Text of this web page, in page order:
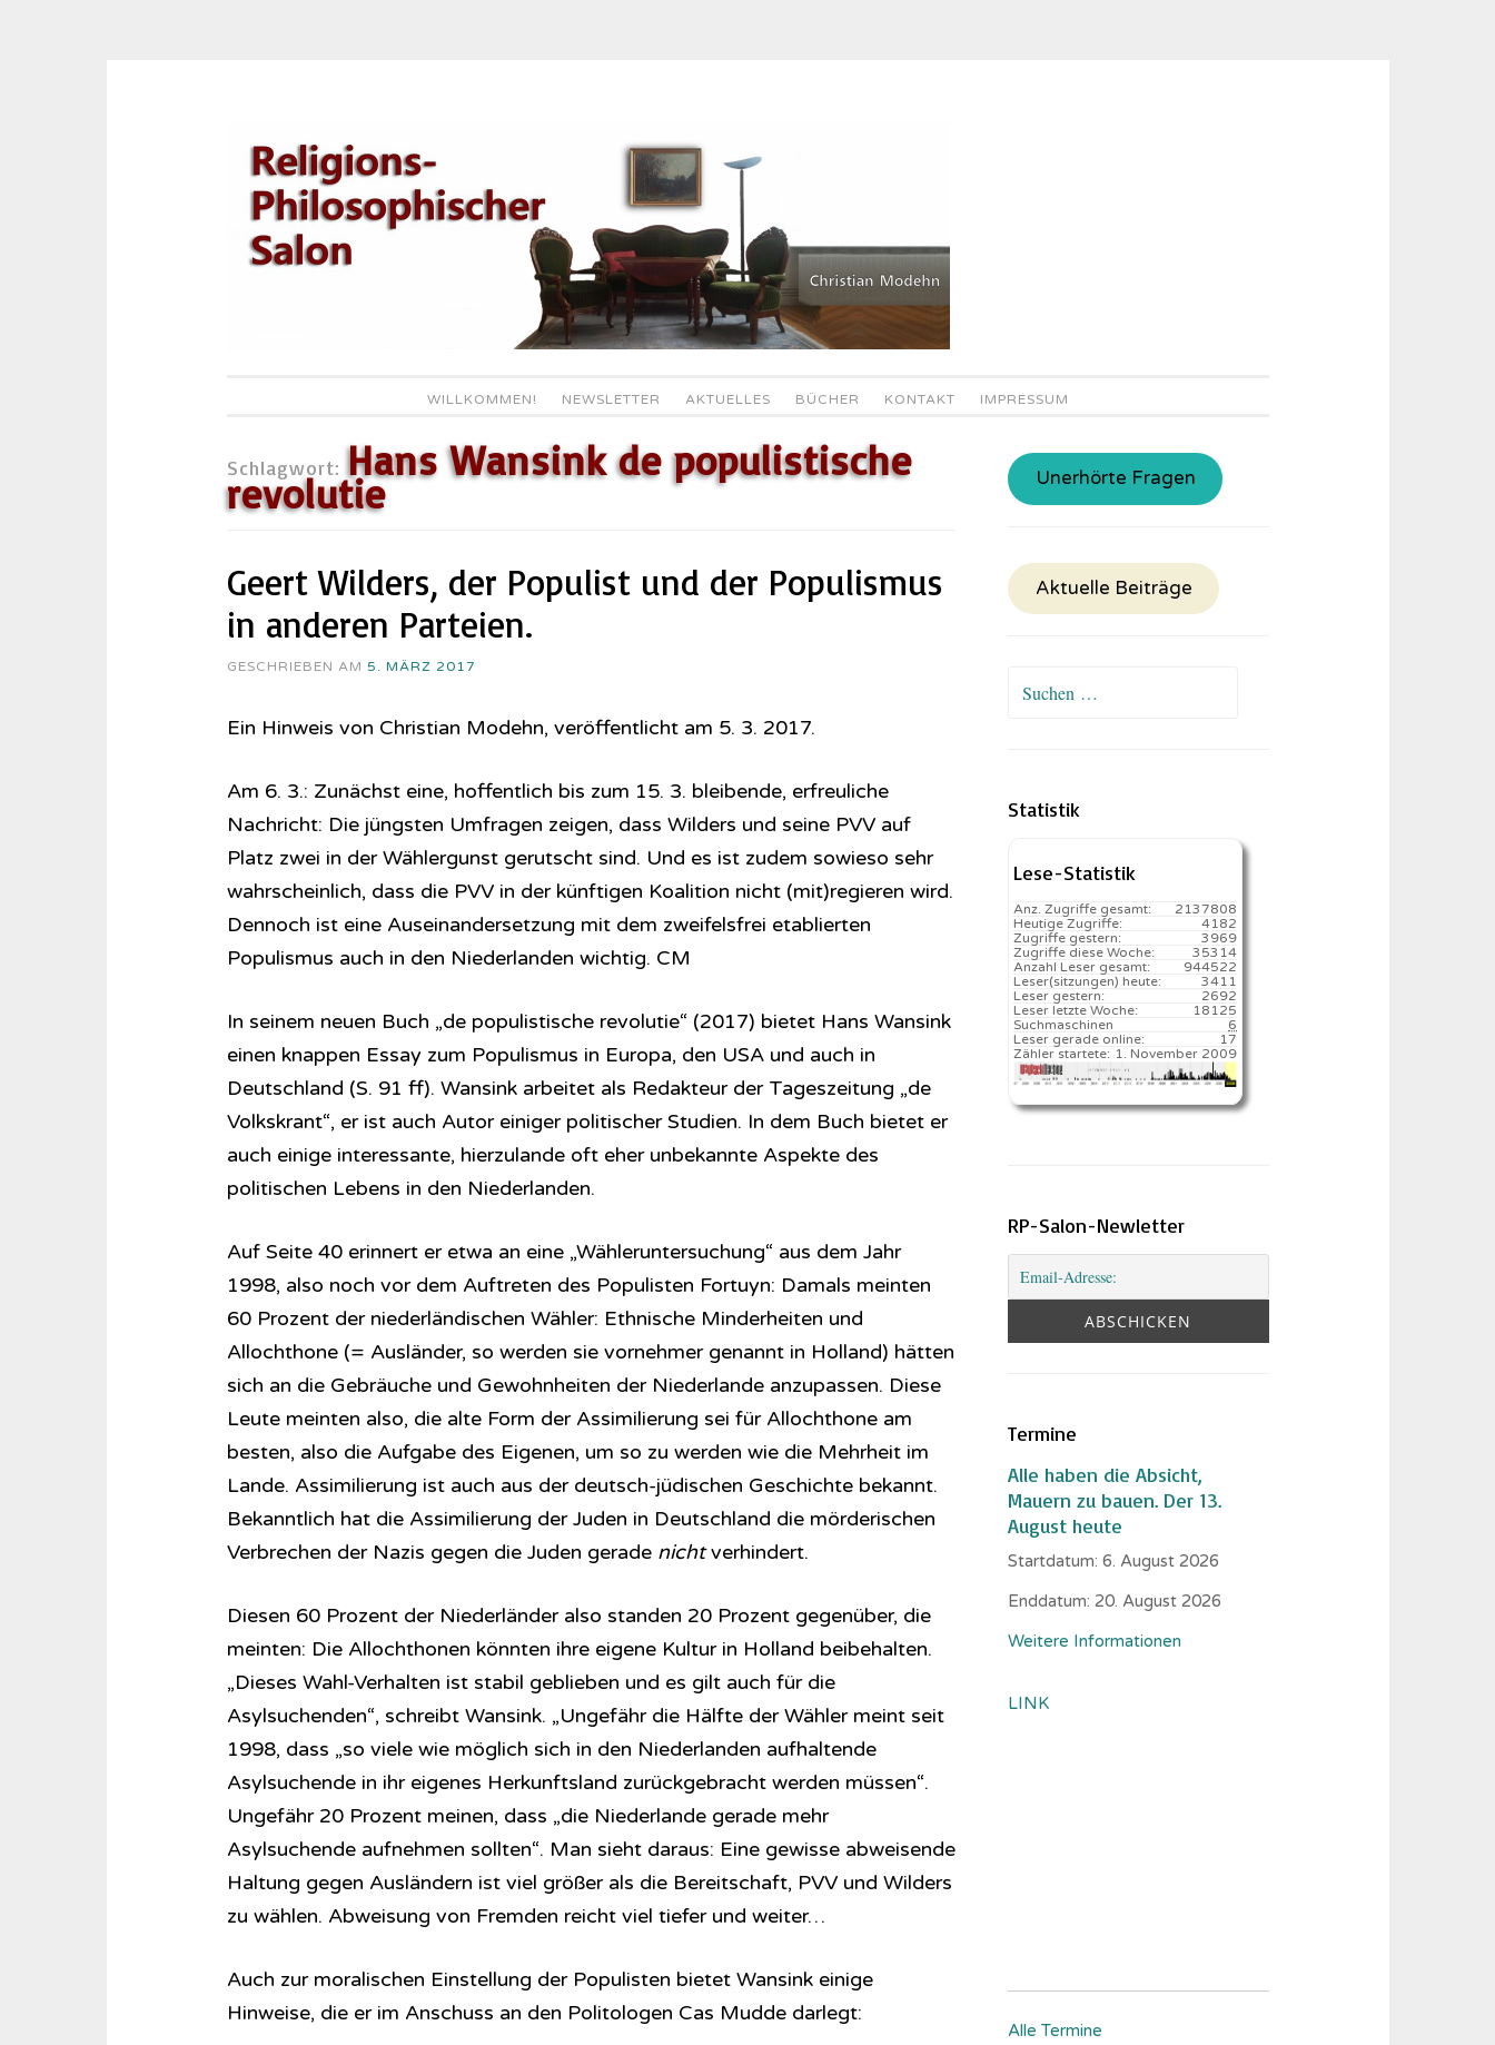
Inhalt
springen
WILLKOMMEN! NEWSLETTER AKTUELLES BÜCHER KONTAKT IMPRESSUM
Schlagwort: Hans Wansink de populistische
revolutie
Geert Wilders, der Populist und der Populismus
in anderen Parteien.
GESCHRIEBEN AM 5. MÄRZ 2017
Ein Hinweis von Christian Modehn, veröffentlicht am 5. 3. 2017.
Am 6. 3.: Zunächst eine, hoffentlich bis zum 15. 3. bleibende, erfreuliche
Nachricht: Die jüngsten Umfragen zeigen, dass Wilders und seine PVV auf
Platz zwei in der Wählergunst gerutscht sind. Und es ist zudem sowieso sehr
wahrscheinlich, dass die PVV in der künftigen Koalition nicht (mit)regieren wird.
Dennoch ist eine Auseinandersetzung mit dem zweifelsfrei etablierten
Populismus auch in den Niederlanden wichtig. CM
In seinem neuen Buch „de populistische revolutie“ (2017) bietet Hans Wansink
einen knappen Essay zum Populismus in Europa, den USA und auch in
Deutschland (S. 91 ff). Wansink arbeitet als Redakteur der Tageszeitung „de
Volkskrant“, er ist auch Autor einiger politischer Studien. In dem Buch bietet er
auch einige interessante, hierzulande oft eher unbekannte Aspekte des
politischen Lebens in den Niederlanden.
Auf Seite 40 erinnert er etwa an eine „Wähleruntersuchung“ aus dem Jahr
1998, also noch vor dem Auftreten des Populisten Fortuyn: Damals meinten
60 Prozent der niederländischen Wähler: Ethnische Minderheiten und
Allochthone (= Ausländer, so werden sie vornehmer genannt in Holland) hätten
sich an die Gebräuche und Gewohnheiten der Niederlande anzupassen. Diese
Leute meinten also, die alte Form der Assimilierung sei für Allochthone am
besten, also die Aufgabe des Eigenen, um so zu werden wie die Mehrheit im
Lande. Assimilierung ist auch aus der deutsch-jüdischen Geschichte bekannt.
Bekanntlich hat die Assimilierung der Juden in Deutschland die mörderischen
Verbrechen der Nazis gegen die Juden gerade nichtverhindert.
Diesen 60 Prozent der Niederländer also standen 20 Prozent gegenüber, die
meinten: Die Allochthonen könnten ihre eigene Kultur in Holland beibehalten.
„Dieses Wahl-Verhalten ist stabil geblieben und es gilt auch für die
Asylsuchenden“, schreibt Wansink. „Ungefähr die Hälfte der Wähler meint seit
1998, dass „so viele wie möglich sich in den Niederlanden aufhaltende
Asylsuchende in ihr eigenes Herkunftsland zurückgebracht werden müssen“.
Ungefähr 20 Prozent meinen, dass „die Niederlande gerade mehr
Asylsuchende aufnehmen sollten“. Man sieht daraus: Eine gewisse abweisende
Haltung gegen Ausländern ist viel größer als die Bereitschaft, PVV und Wilders
zu wählen. Abweisung von Fremden reicht viel tiefer und weiter…
Auch zur moralischen Einstellung der Populisten bietet Wansink einige
Hinweise, die er im Anschuss an den Politologen Cas Mudde darlegt:
Unerhörte Fragen
Aktuelle Beiträge
Suchen
Statistik
Lese-Statistik
2137808
Anz. Zugriffe gesamt:
4182
Heutige Zugriffe:
3969
Zugriffe gestern:
35314
Zugriffe diese Woche:
944522
Anzahl Leser gesamt:
3411️
Leser(sitzungen) heute:
2692
Leser gestern:
18125️
Leser letzte Woche:
6
Suchmaschinen
17
Leser gerade online:
1. November 2009
Zähler startete:
RP-Salon-Newletter
Termine
Alle haben die Absicht,
Mauern zu bauen. Der 13.
August heute
Startdatum:6. August 2026
Enddatum: 20. August 2026
Weitere Informationen
LINK
Alle Termine